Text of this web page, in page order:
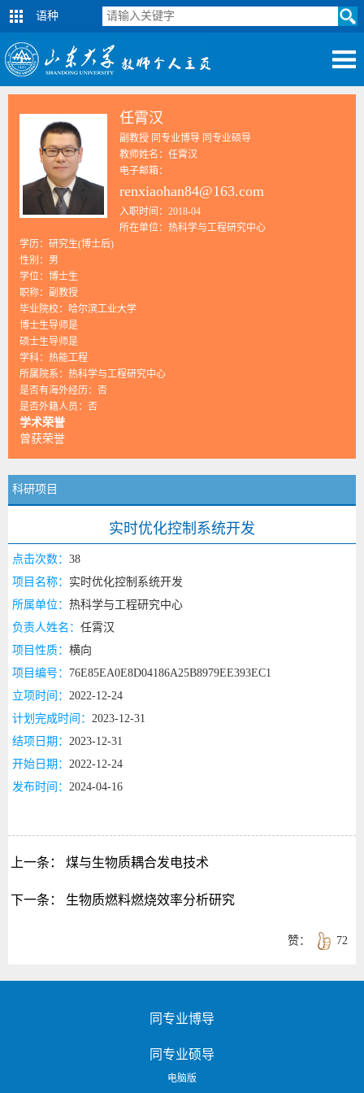
语种
任霄汉
副教授 同专业博导 同专业硕导
教师姓名：任霄汉
电子邮箱：
renxiaohan84@163.com
入职时间：2018-04
所在单位：热科学与工程研究中心
学历：研究生(博士后)
性别：男
学位：博士生
职称：副教授
毕业院校：哈尔滨工业大学
博士生导师是
硕士生导师是
学科：热能工程
所属院系：热科学与工程研究中心
是否有海外经历：否
是否外籍人员：否
学术荣誉
曾获荣誉
科研项目
实时优化控制系统开发
点击次数： 38
项目名称： 实时优化控制系统开发
所属单位： 热科学与工程研究中心
负责人姓名： 任霄汉
项目性质： 横向
项目编号： 76E85EA0E8D04186A25B8979EE393EC1
立项时间： 2022-12-24
计划完成时间： 2023-12-31
结项日期： 2023-12-31
开始日期： 2022-12-24
发布时间： 2024-04-16
上一条： 煤与生物质耦合发电技术
下一条： 生物质燃料燃烧效率分析研究
72
赞：
同专业博导
同专业硕导
电脑版